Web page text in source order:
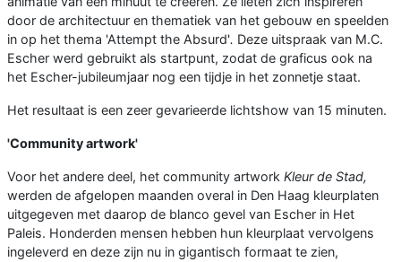
door de architectuur en thematiek van het gebouw en speelden
in op het thema 'Attempt the Absurd'. Deze uitspraak van M.C.
Escher werd gebruikt als startpunt, zodat de graficus ook na
het Escher-jubileumjaar nog een tijdje in het zonnetje staat.
Het resultaat is een zeer gevarieerde lichtshow van 15 minuten.
'Community artwork'
Voor het andere deel, het community artwork Kleur de Stad,
werden de afgelopen maanden overal in Den Haag kleurplaten
uitgegeven met daarop de blanco gevel van Escher in Het
Paleis. Honderden mensen hebben hun kleurplaat vervolgens
ingeleverd en deze zijn nu in gigantisch formaat te zien,